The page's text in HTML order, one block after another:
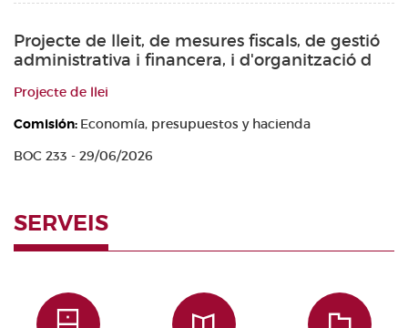
Projecte de lleit, de mesures fiscals, de gestió
administrativa i financera, i d'organització d
Projecte de llei
Comisión: Economía, presupuestos y hacienda
BOC 233 - 29/06/2026
SERVEIS